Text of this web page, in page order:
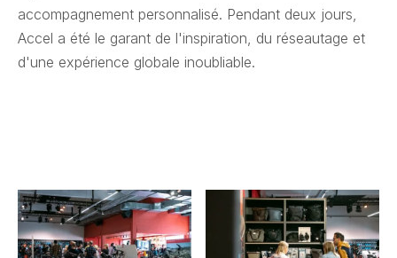
accompagnement personnalisé. Pendant deux jours,
Accel a été le garant de l'inspiration, du réseautage et
d'une expérience globale inoubliable.